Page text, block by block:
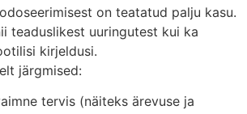
on teatatud palju kasu.
teaduslikest uuringutest kui ka
kirjeldusi.
järgmised:
tervis (näiteks ärevuse ja